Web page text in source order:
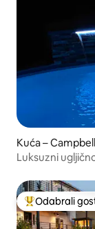
Kuća – Campbell
Luksuzni
Među najviše
Odabrali